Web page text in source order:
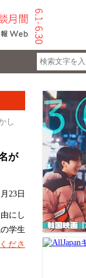
し
が
23日
にし
学生
ださ